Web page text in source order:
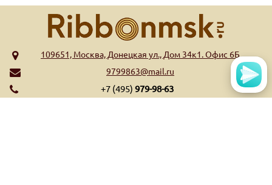
109651, Москва, Донецкая ул., Дом 34к1. Офис 6Б
9799863@mail.ru
+7 (495) 979-98-63